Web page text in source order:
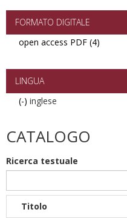
filter
FORMATO DIGITALE
open access PDF (4)
access
filter
LINGUA
(-) Remove
inglese
CATALOGO
Ricerca testuale
Titolo